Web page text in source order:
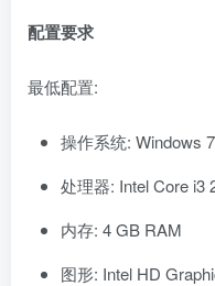
配置要求
最低配置:
操作系统: Windows
处理器: Intel Core i3
内存: 4 GB RAM
图形: Intel HD